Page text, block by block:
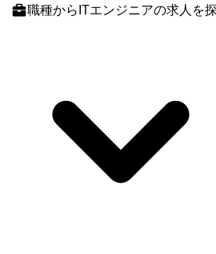
からawsへの移行支援 現行のオンプレ環境で
ざいます。
職種からITエンジニアの求人を